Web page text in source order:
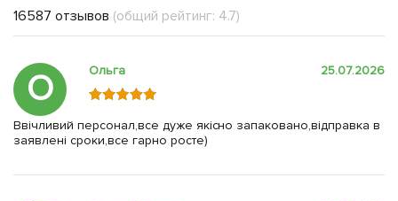
16587 отзывов (общий рейтинг: 4.7)
О Ольга 25.07.2026
Ввічливий персонал,все дуже якісно запаковано,відправка в
заявлені сроки,все гарно росте)